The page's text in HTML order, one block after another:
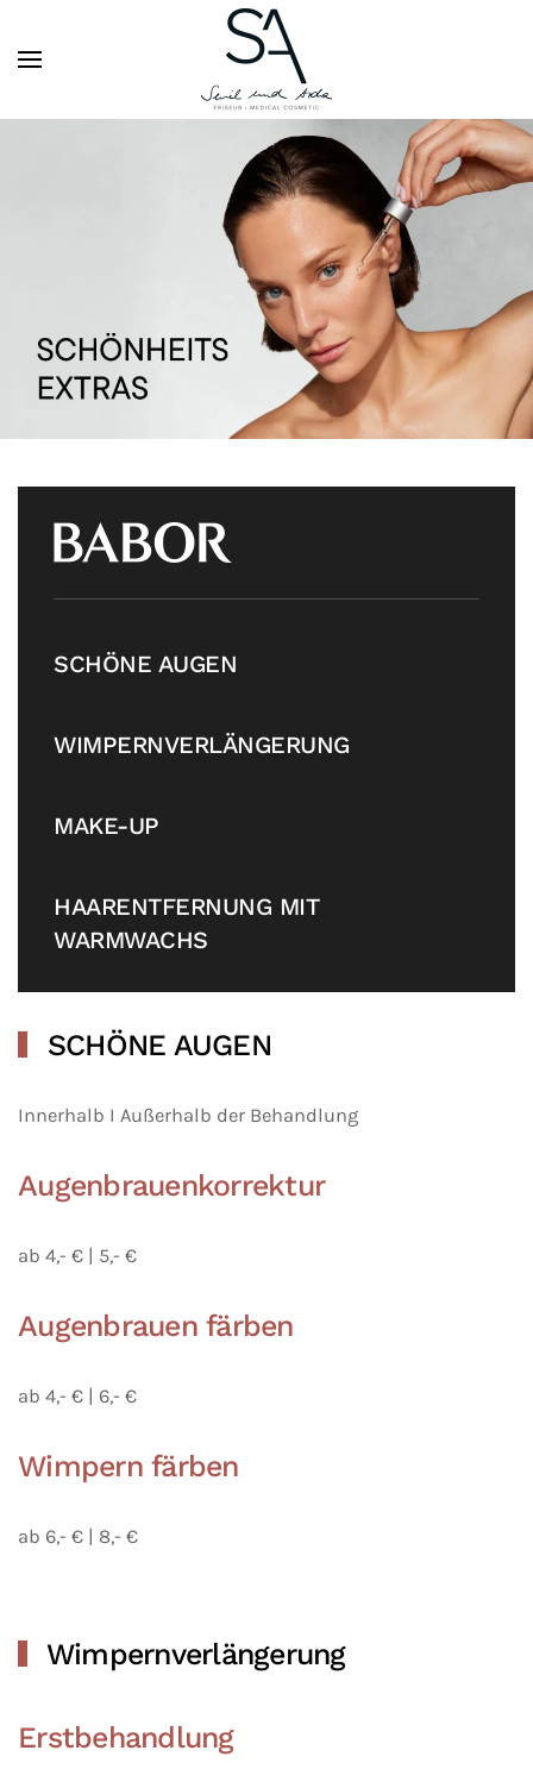
Zum Hauptinhalt springen
SCHÖNE AUGEN
WIMPERNVERLÄNGERUNG
MAKE-UP
HAARENTFERNUNG MIT
WARMWACHS
SCHÖNE AUGEN
Innerhalb I Außerhalb der Behandlung
Augenbrauenkorrektur
ab 4,- € | 5,- €
Augenbrauen färben
ab 4,- € | 6,- €
Wimpern färben
ab 6,- € | 8,- €
Wimpernverlängerung
Erstbehandlung